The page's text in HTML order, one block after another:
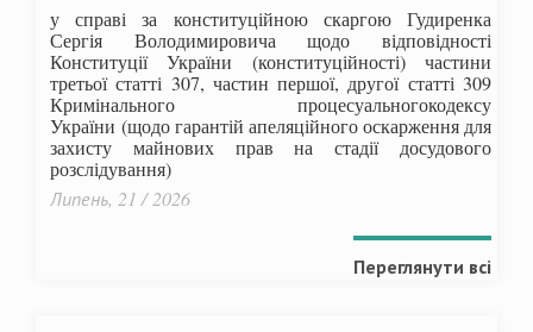
у справі за конституційною скаргою Гудиренка
Сергія Володимировича щодо відповідності
Конституції України (конституційності) частини
третьої статті 307, частин першої, другої статті 309
Кримінального процесуальногокодексу
України (щодо гарантій апеляційного оскарження для
захисту майнових прав на стадії досудового
розслідування)
Липень, 21 / 2026
Переглянути всі